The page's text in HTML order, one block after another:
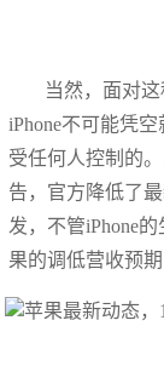
当然，面对
iPhone不可能凭
受任何人控制的
告，官方降低了
发，不管iPhone
果的调低营收预